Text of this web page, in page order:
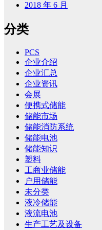
2018 年 6 月
分类
PCS
企业介绍
企业汇总
企业资讯
会展
便携式储能
储能市场
储能消防系统
储能电池
储能知识
塑料
工商业储能
户用储能
未分类
液冷储能
液流电池
生产工艺及设备